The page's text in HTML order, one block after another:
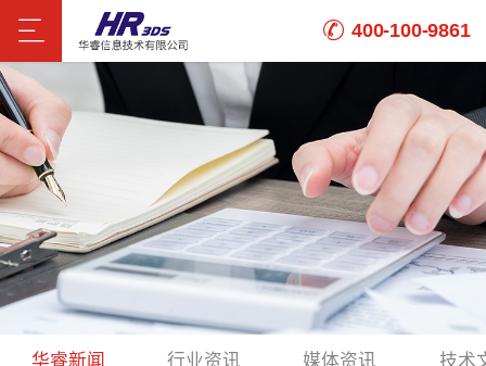
400-100-9861
华睿新闻 行业资讯 媒体资讯 技术